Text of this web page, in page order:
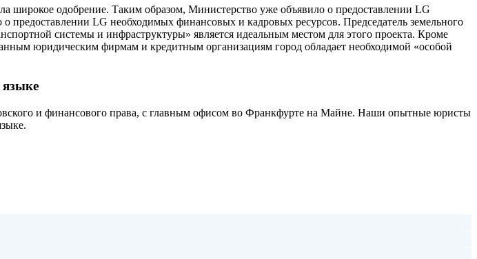
широкое одобрение. Таким образом, Министерство уже объявило о предоставлении LG
LG необходимых финансовых и кадровых ресурсов. Председатель земельного
системы и инфраструктуры» является идеальным местом для этого проекта. Кроме
юридическим фирмам и кредитным организациям город обладает необходимой «особой
и финансового права, с главным офисом во Франкфурте на Майне. Наши опытные юристы